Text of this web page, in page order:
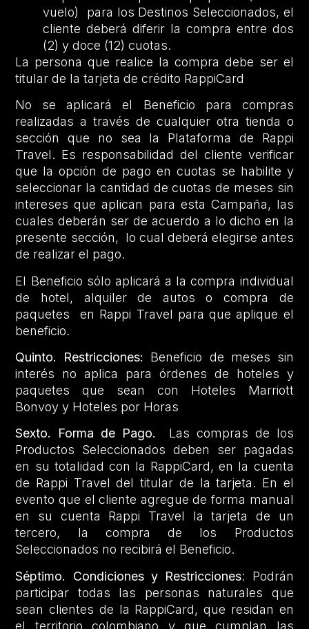
vuelo) para los Destinos Seleccionados, el
cliente deberá diferir la compra entre dos
(2) y doce (12) cuotas.
La persona que realice la compra debe ser el
titular de la tarjeta de crédito RappiCard
No se aplicará el Beneficio para compras
realizadas a través de cualquier otra tienda o
sección que no sea la Plataforma de Rappi
Travel. Es responsabilidad del cliente verificar
que la opción de pago en cuotas se habilite y
seleccionar la cantidad de cuotas de meses sin
intereses que aplican para esta Campaña, las
cuales deberán ser de acuerdo a lo dicho en la
presente sección, lo cual deberá elegirse antes
de realizar el pago.
El Beneficio sólo aplicará a la compra individual
de hotel, alquiler de autos o compra de
paquetes en Rappi Travel para que aplique el
beneficio.
Quinto. Restricciones:
Beneficio de meses sin
interés no aplica para órdenes de hoteles y
paquetes que sean con Hoteles Marriott
Bonvoy y Hoteles por Horas
Sexto. Forma de Pago. Las compras de los
Productos Seleccionados deben ser pagadas
en su totalidad con la RappiCard, en la cuenta
de Rappi Travel del titular de la tarjeta. En el
evento que el cliente agregue de forma manual
en su cuenta Rappi Travel la tarjeta de un
tercero, la compra de los Productos
Seleccionados no recibirá el Beneficio.
Séptimo. Condiciones y Restricciones: Podrán
participar todas las personas naturales que
sean clientes de la RappiCard, que residan en
el territorio colombiano y que cumplan las